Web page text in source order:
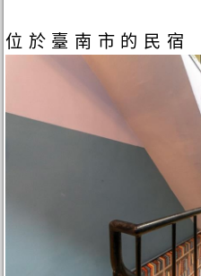
位於臺南市的民宿